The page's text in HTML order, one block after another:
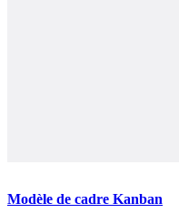
Modèle de cadre Kanban